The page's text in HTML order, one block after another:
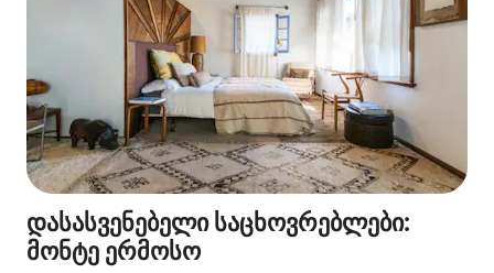
დასასვენებელი საცხოვრებლები:
მონტე ერმოსო